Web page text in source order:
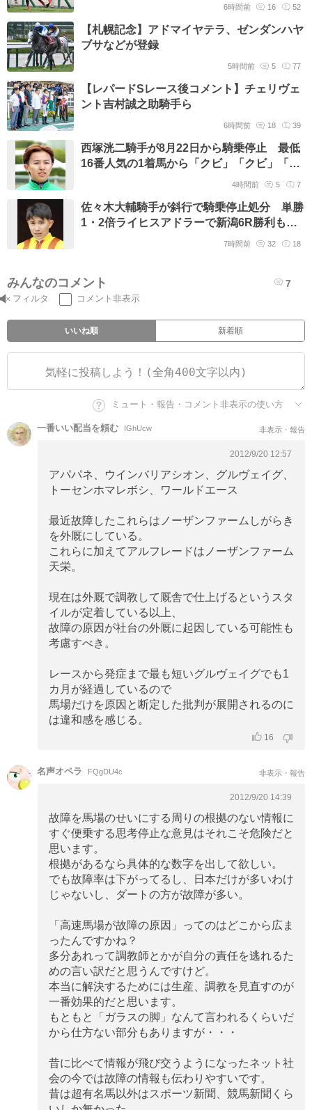
6時間前 16 52
【札幌記念】アドマイヤテラ、ゼンダンハヤ
ブサなどが登録
5時間前 5 77
【レパードSレース後コメント】チェリヴェ
ント吉村誠之助騎手ら
6時間前 18 39
西塚洸二騎手が8月22日から騎乗停止 最低
16番人気の1着馬から「クビ」「クビ」「ク
ビ」「クビ」差の2着も 中京10R
4時間前 5 7
佐々木大輔騎手が斜行で騎乗停止処分 単勝
1・2倍ライヒスアドラーで新潟6R勝利も痛
7時間前 32 18
みんなのコメント 7
フィルタ コメント非表示
いいね順 新着順
ミュート・報告・コメント非表示の使い方
一番いい配当を頼む IGhUcw 非表示・報告
2012/9/20 12:57
アパパネ、ウインバリアシオン、グルヴェイグ、
トーセンホマレボシ、ワールドエース
最近故障したこれらはノーザンファームしがらき
を外厩にしている。
これらに加えてアルフレードはノーザンファーム
天栄。
現在は外厩で調教して厩舎で仕上げるというスタ
イルが定着している以上、
故障の原因が社台の外厩に起因している可能性も
考慮すべき。
レースから発症まで最も短いグルヴェイグでも1
カ月が経過しているので
馬場だけを原因と断定した批判が展開されるのに
は違和感を感じる。
16
名声オペラ FQgDU4c 非表示・報告
2012/9/20 14:39
故障を馬場のせいにする周りの根拠のない情報に
すぐ便乗する思考停止な意見はそれこそ危険だと
思います。
根拠があるなら具体的な数字を出して欲しい。
でも故障率は下がってるし、日本だけが多いわけ
じゃないし、ダートの方が故障が多い。
「高速馬場が故障の原因」ってのはどこから広ま
ったんですかね？
多分あれって調教師とかが自分の責任を逃れるた
めの言い訳だと思うんですけど。
本当に解決するためには生産、調教を見直すのが
一番効果的だと思います。
もともと「ガラスの脚」なんて言われるくらいだ
から仕方ない部分もありますが・・・
昔に比べて情報が飛び交うようになったネット社
会の今では故障の情報も伝わりやすいです。
昔は超有名馬以外はスポーツ新聞、競馬新聞くら